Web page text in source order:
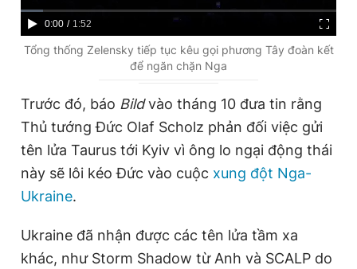
C
u
e
n
T
m
e
0:00 / D
u
a
i
o
1:52
Tổng thống Zelensky tiếp tục kêu gọi phương Tây đoàn kết
để ngăn chặn Nga
Trước đó, báo Bildvào tháng 10 đưa tin rằng
Thủ tướng Đức Olaf Scholz phản đối việc gửi
tên lửa Taurus tới Kyiv vì ông lo ngại động thái
này sẽ lôi kéo Đức vào cuộc xung đột Nga-
Ukraine.
Ukraine đã nhận được các tên lửa tầm xa
khác, như Storm Shadow từ Anh và SCALP do